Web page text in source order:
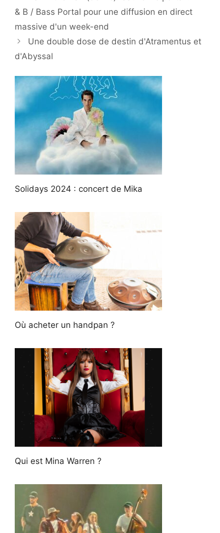
& B / Bass Portal pour une diffusion en direct
massive d'un week-end
Une double dose de destin d'Atramentus et
d'Abyssal
Solidays 2024 : concert de Mika
Où acheter un handpan ?
Qui est Mina Warren ?